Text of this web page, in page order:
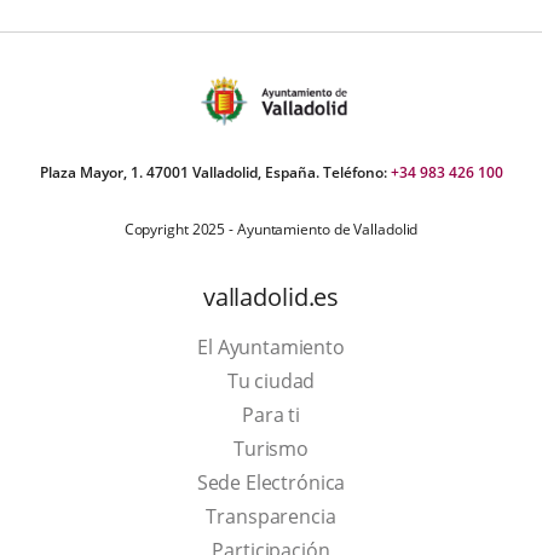
Plaza Mayor, 1. 47001 Valladolid, España. Teléfono:+34 983 426 100
Copyright 2025 - Ayuntamiento de Valladolid
valladolid.es
El Ayuntamiento
Tu ciudad
Para ti
TurismoThis
link
will
open
Sede Electrónica
Transparencia